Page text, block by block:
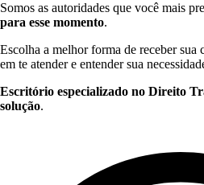
Somos as autoridades que você mais
para esse momento.
Escolha a melhor forma de receber sua
em te atender e entender sua
Escritório especializado no Direito
solução.